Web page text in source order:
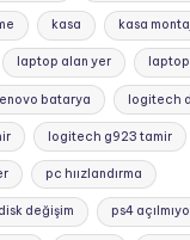
kasa kasa
laptop alan yer
batarya logitech
logitech g923 tamir
pc hıızlandırma
değişim ps4